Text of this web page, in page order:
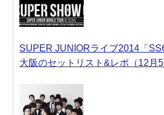
SUPER JUNIORライブ2014「
大阪のセットリスト&レポ（12月5